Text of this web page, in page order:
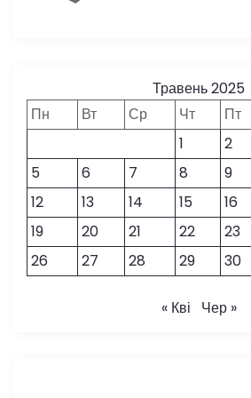
Травень 2025
Пн
Вт Ср Чт Пт
1
2
5
6 7 8 9
12
13 14 15 16
19
20 21 22 23
26
27 28 29 30
« Кві Чер »